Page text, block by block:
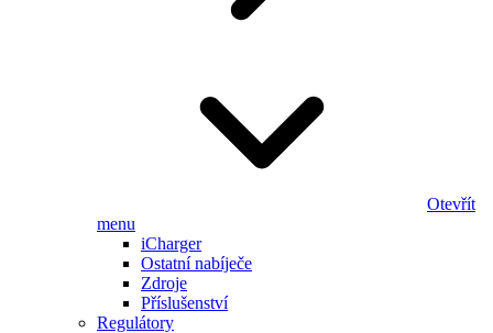
Otevřít
menu
iCharger
Ostatní nabíječe
Zdroje
Příslušenství
Regulátory